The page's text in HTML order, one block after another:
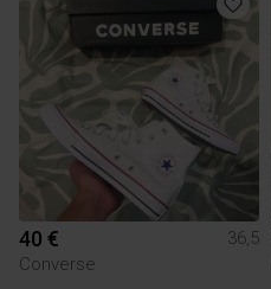
40 €
36,5
Converse